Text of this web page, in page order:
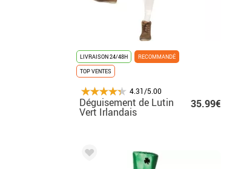
LIVRAISON 24/48H
RECOMMANDÉ
TOP VENTES
4.31/5.00
Déguisement de Lutin
Vert Irlandais
35.99€